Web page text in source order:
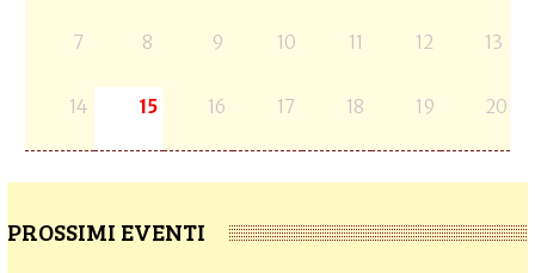
7 8 9 10 11 12 13
14 15 16 17 18 19 20
PROSSIMI EVENTI